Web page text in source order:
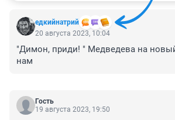
едкийнатрий
20 августа 2023, 10:04
"Димон, приди! " Медведева на
нам
Гость
19 августа 2023, 19:50